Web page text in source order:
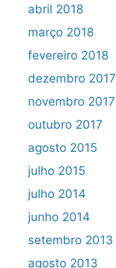
abril 2018
março 2018
fevereiro 2018
dezembro 2017
novembro 2017
outubro 2017
agosto 2015
julho 2015
julho 2014
junho 2014
setembro 2013
agosto 2013